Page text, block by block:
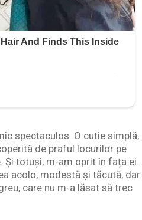
spectaculos. O cutie simplă,
de praful locurilor pe
Și totuși, m-am oprit în fața ei.
acolo, modestă și tăcută, dar
care nu m-a lăsat să trec